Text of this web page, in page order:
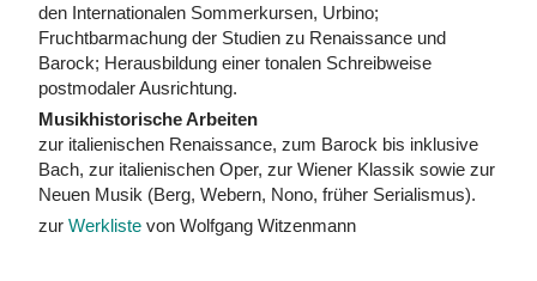
den Internationalen Sommerkursen, Urbino;
Fruchtbarmachung der Studien zu Renaissance und
Barock; Herausbildung einer tonalen Schreibweise
postmodaler Ausrichtung.
Musikhistorische Arbeiten
zur italienischen Renaissance, zum Barock bis inklusive
Bach, zur italienischen Oper, zur Wiener Klassik sowie zur
Neuen Musik (Berg, Webern, Nono, früher Serialismus).
zur Werkliste von Wolfgang Witzenmann